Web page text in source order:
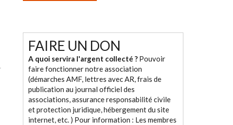
FAIRE UN DON
A quoi servira l'argent collecté ? Pouvoir
faire fonctionner notre association
(démarches AMF, lettres avec AR, frais de
publication au journal officiel des
associations, assurance responsabilité civile
et protection juridique, hébergement du site
internet, etc. ) Pour information : Les membres